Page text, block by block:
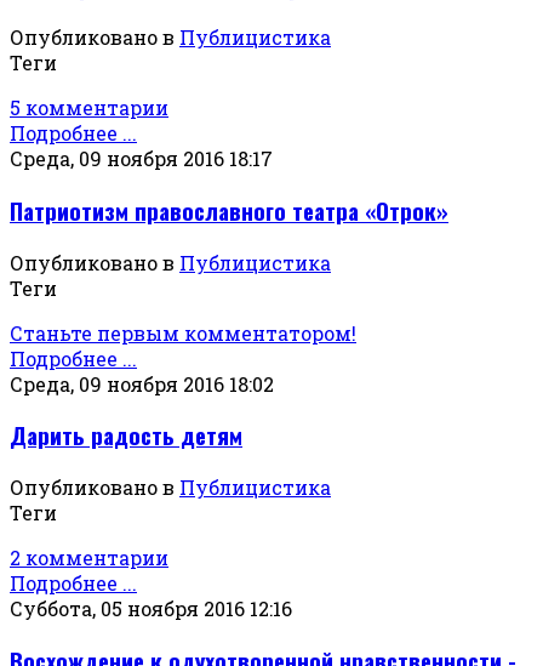
Опубликовано в Публицистика
Теги
5 комментарии
Подробнее ...
Среда, 09 ноября 2016 18:17
Патриотизм православного театра «Отрок»
Опубликовано в Публицистика
Теги
Станьте первым комментатором!
Подробнее ...
Среда, 09 ноября 2016 18:02
Дарить радость детям
Опубликовано в Публицистика
Теги
2 комментарии
Подробнее ...
Суббота, 05 ноября 2016 12:16